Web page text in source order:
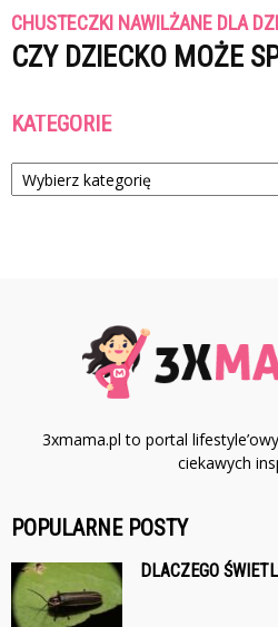
CHUSTECZKI NAWILŻANE DLA
CZY DZIECKO MOŻE
KATEGORIE
Kategorie
3xmama.pl to portal
ciekawych
POPULARNE POSTY
DLACZEGO